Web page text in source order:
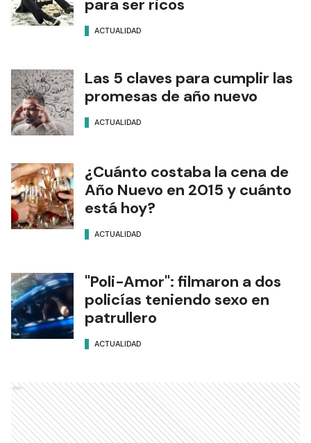
para ser ricos
ACTUALIDAD
Las 5 claves para cumplir las
promesas de año nuevo
ACTUALIDAD
¿Cuánto costaba la cena de
Año Nuevo en 2015 y cuánto
está hoy?
ACTUALIDAD
"Poli-Amor": filmaron a dos
policías teniendo sexo en
patrullero
ACTUALIDAD
Ads